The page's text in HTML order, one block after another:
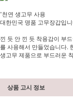
˚천연 생고무 사용
대한민국 명품 고무장갑입
낀 듯 안 낀 듯 착용감이 부
를 사용해서 만들었습니다.
생고무 제품으로 부드러운
상품 고시 정보